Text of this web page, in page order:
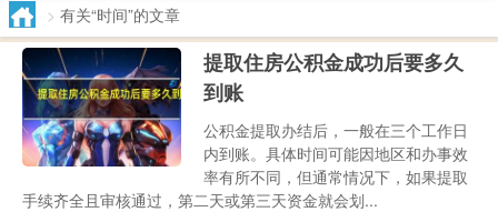
> 有关“时间”的文章
提取住房公积金成功后要多久
到账
公积金提取办结后，一般在三个工作日
内到账。具体时间可能因地区和办事效
率有所不同，但通常情况下，如果提取
手续齐全且审核通过，第二天或第三天资金就会划...